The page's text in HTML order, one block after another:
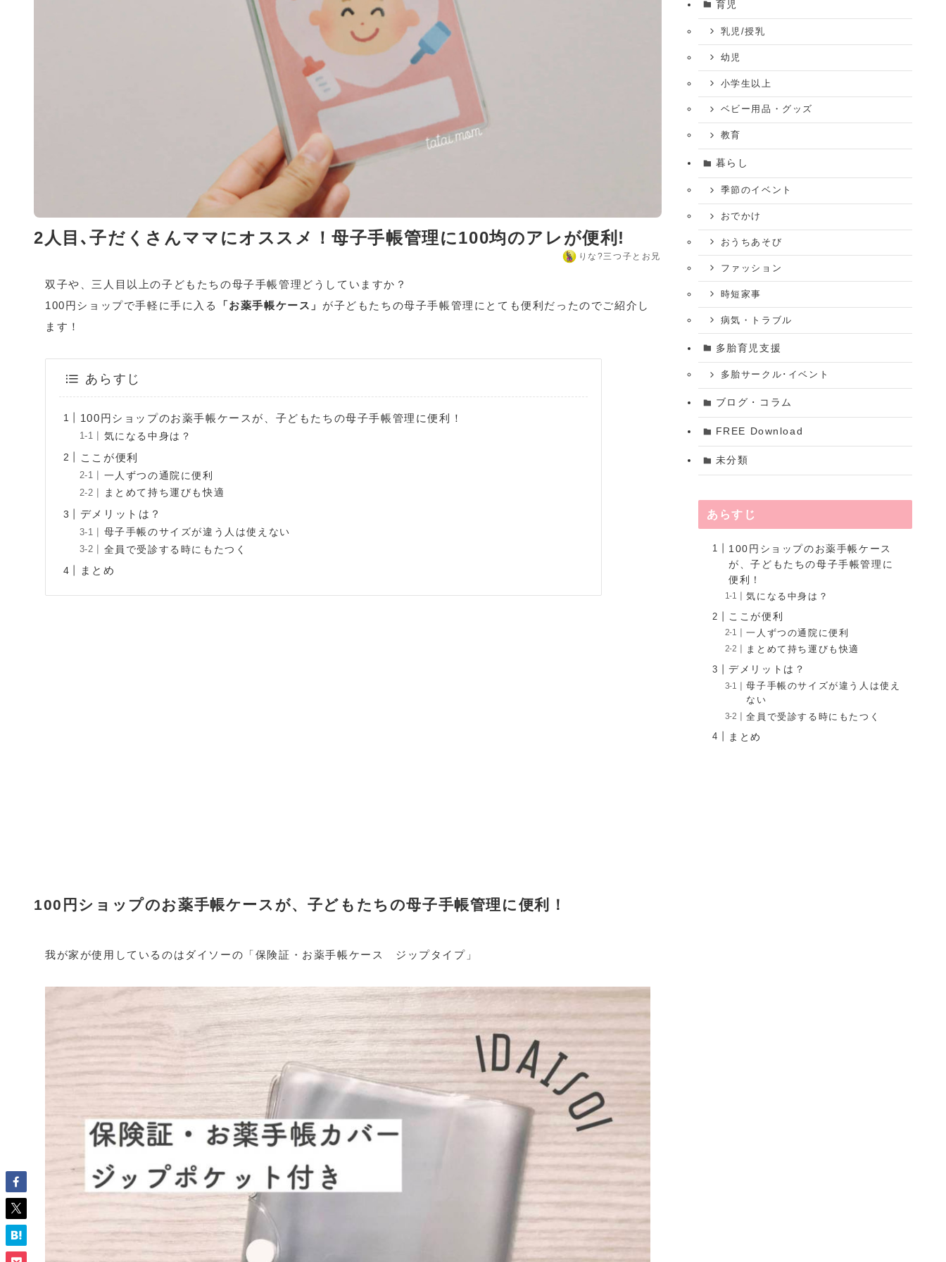
2人目､子だくさんママにオススメ！母子手帳管理に100均のアレが便利!
りな?️三つ子とお兄
双子や、三人目以上の子どもたちの母子手帳管理どうしていますか？
100円ショップで手軽に手に入る
「お薬手帳ケース」 が子どもたちの母子手帳管理にとても便利だったのでご紹介し
ます！
あらすじ
100円ショップのお薬手帳ケースが、子どもたちの母子手帳管理に便利！
気になる中身は？
ここが便利
一人ずつの通院に便利
まとめて持ち運びも快適
デメリットは？
母子手帳のサイズが違う人は使えない
全員で受診する時にもたつく
まとめ
100円ショップのお薬手帳ケースが、子どもたちの母子手帳管理に便利！
我が家が使用しているのはダイソーの「保険証・お薬手帳ケース ジップタイプ」
育児
乳児/授乳
幼児
小学生以上
ベビー用品・グッズ
教育
暮らし
季節のイベント
おでかけ
おうちあそび
ファッション
時短家事
病気・トラブル
多胎育児支援
多胎サークル･イベント
ブログ・コラム
FREE Download
未分類
あらすじ
100円ショップのお薬手帳ケース
が、子どもたちの母子手帳管理に
便利！
気になる中身は？
ここが便利
一人ずつの通院に便利
まとめて持ち運びも快適
デメリットは？
母子手帳のサイズが違う人は使え
ない
全員で受診する時にもたつく
まとめ